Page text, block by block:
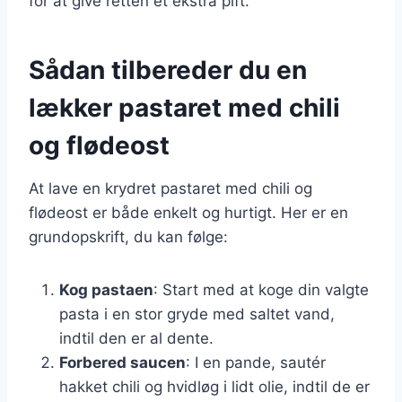
Sådan tilbereder du en
lækker pastaret med chili
og flødeost
At lave en krydret pastaret med chili og
flødeost er både enkelt og hurtigt. Her er en
grundopskrift, du kan følge:
Kog pastaen: Start med at koge din valgte
pasta i en stor gryde med saltet vand,
indtil den er al dente.
Forbered saucen: I en pande, sautér
hakket chili og hvidløg i lidt olie, indtil de er